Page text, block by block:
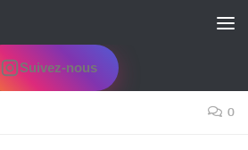
Suivez-nous
0